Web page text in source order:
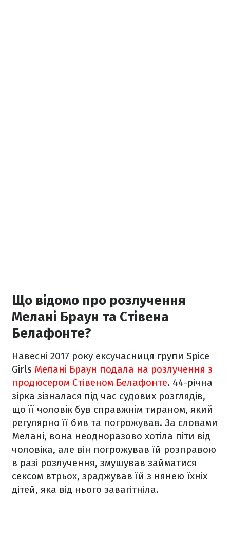
Що відомо про розлучення
Мелані Браун та Стівена
Белафонте?
Навесні 2017 року ексучасниця групи Spice
Girls Мелані Браун подала на розлучення з
продюсером Стівеном Белафонте. 44-річна
зірка зізналася під час судових розглядів,
що її чоловік був справжнім тираном, який
регулярно її бив та погрожував. За словами
Мелані, вона неодноразово хотіла піти від
чоловіка, але він погрожував їй розправою
в разі розлучення, змушував займатися
сексом втрьох, зраджував їй з нянею їхніх
дітей, яка від нього завагітніла.